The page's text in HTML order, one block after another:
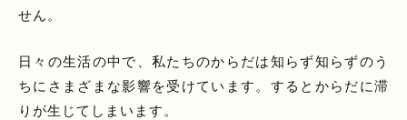
せん。
日々の生活の中で、私たちのからだは知らず知らずのう
ちにさまざまな影響を受けています。するとからだに滞
りが生じてしまいます。